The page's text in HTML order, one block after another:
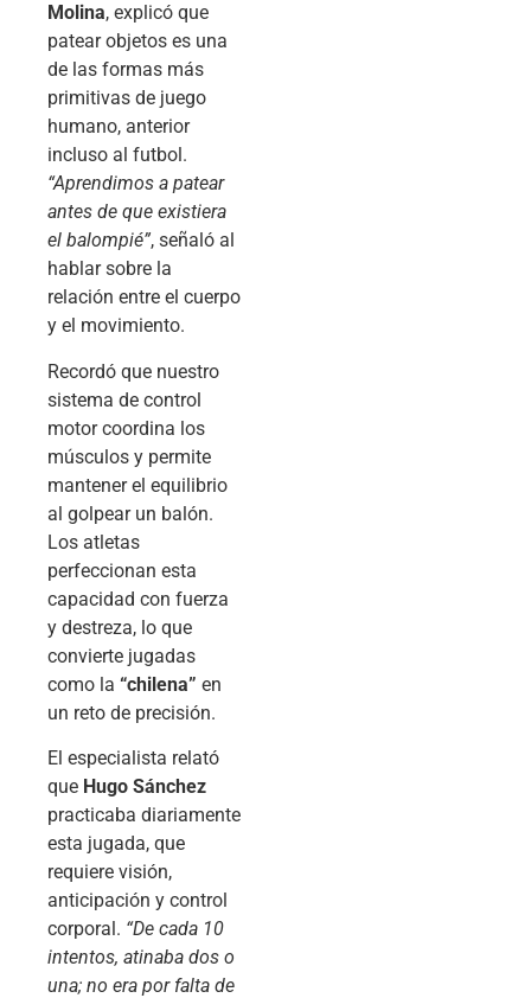
Molina, explicó que
patear objetos es una
de las formas más
primitivas de juego
humano, anterior
incluso al futbol.
“Aprendimos a patear
antes de que existiera
el balompié”, señaló al
hablar sobre la
relación entre el cuerpo
y el movimiento.
Recordó que nuestro
sistema de control
motor coordina los
músculos y permite
mantener el equilibrio
al golpear un balón.
Los atletas
perfeccionan esta
capacidad con fuerza
y destreza, lo que
convierte jugadas
como la “chilena” en
un reto de precisión.
El especialista relató
que Hugo Sánchez
practicaba diariamente
esta jugada, que
requiere visión,
anticipación y control
corporal. “De cada 10
intentos, atinaba dos o
una; no era por falta de